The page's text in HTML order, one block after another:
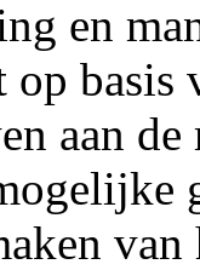
en
op
aan
van